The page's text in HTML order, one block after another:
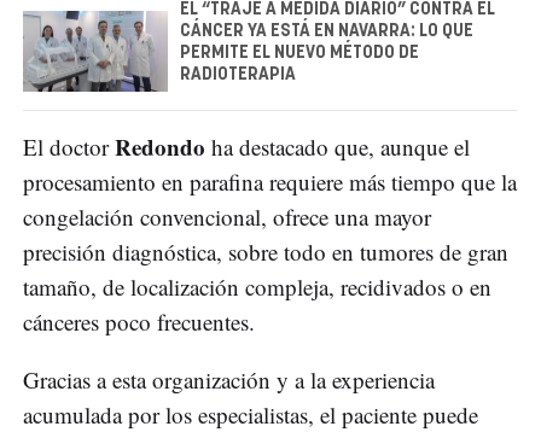
EL “TRAJE A MEDIDA DIARIO” CONTRA EL
CÁNCER YA ESTÁ EN NAVARRA: LO QUE
PERMITE EL NUEVO MÉTODO DE
RADIOTERAPIA
El doctorRedondo ha destacado que, aunque el
procesamiento en parafina requiere más tiempo que la
congelación convencional, ofrece una mayor
precisión diagnóstica, sobre todo en tumores de gran
tamaño, de localización compleja, recidivados o en
cánceres poco frecuentes.
Gracias a esta organización y a la experiencia
acumulada por los especialistas, el paciente puede